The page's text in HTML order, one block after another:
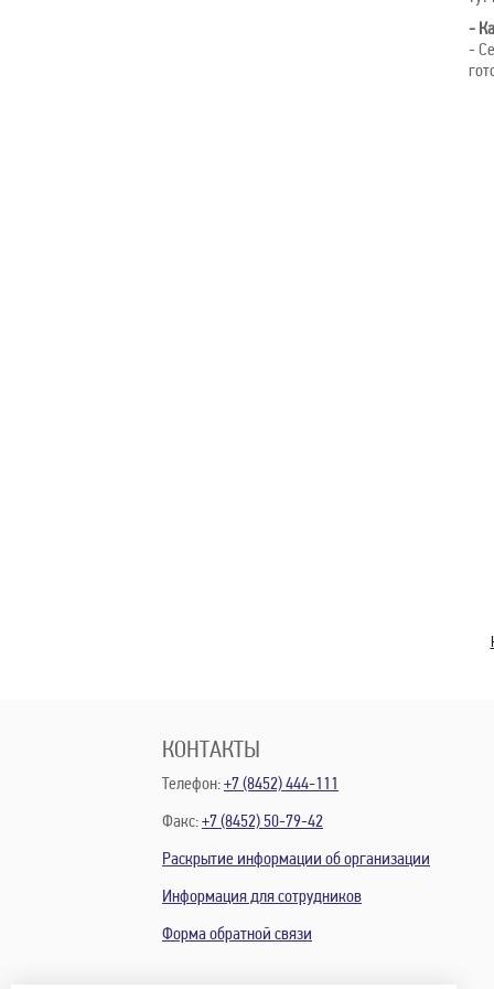
-
-
КОНТАКТЫ
Телефон:+7 (8452) 444-111
Факс:+7 (8452) 50-79-42
Раскрытие информации об организации
Информация для сотрудников
Форма обратной связи